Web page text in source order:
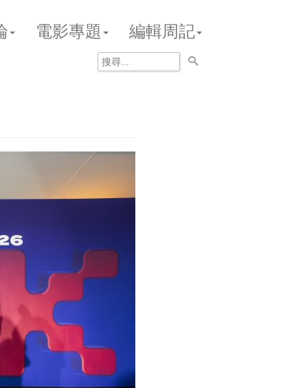
電影專題 編輯周記